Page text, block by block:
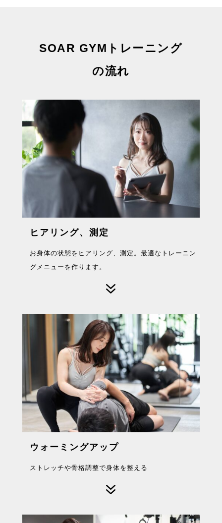
SOAR GYM トレーニング
の流れ
ヒアリング、測定
お身体の状態をヒアリング、測定。最適なトレーニン
グメニューを作ります。
7
ウォーミングアップ
ストレッチや骨格調整で身体を整える
7